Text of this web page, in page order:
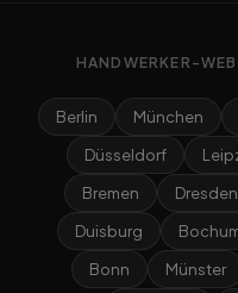
HANDWERKER-
Berlin München
Düsseldorf
Bremen
Dresden
Duisburg
Bonn
Münster